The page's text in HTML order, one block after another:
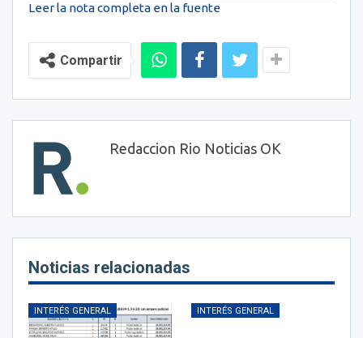
Leer la nota completa en la fuente
Compartir
Redaccion Rio Noticias OK
Noticias relacionadas
INTERÉS GENERAL INTERÉS GENERAL